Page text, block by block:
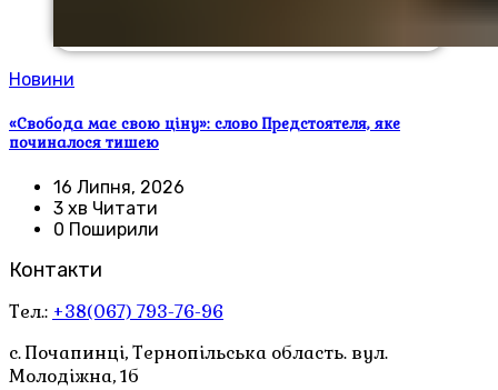
Новини
«Свобода має свою ціну»: слово Предстоятеля, яке
починалося тишею
16 Липня, 2026
3 хв Читати
0 Поширили
Контакти
Тел.: +38(067) 793-76-96
с. Почапинці, Тернопільська область. вул.
Молодіжна, 1б